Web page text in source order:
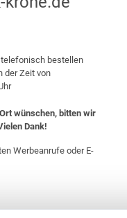
telefonisch bestellen
der Zeit von
wünschen, bitten wir
Dank!
Werbeanrufe oder E-